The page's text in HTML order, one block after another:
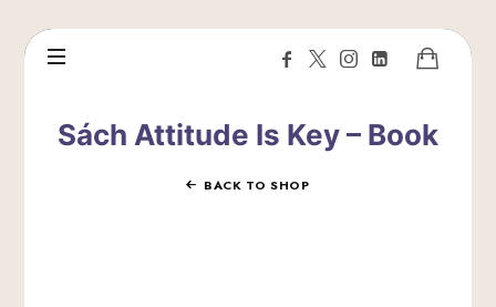
Sách Attitude Is Key – Book
BACK TO SHOP